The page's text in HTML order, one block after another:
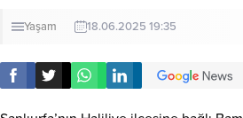
Yaşam 18.06.2025 19:35